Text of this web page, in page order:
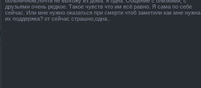
друзьями очень редкое. Такое чувств что им всё равно. Я сама по себе
сейчас. Или мне нужно оказаться при смерти чтоб заметили как мне нужна
их поддержка? от сейчас страшно,одна..